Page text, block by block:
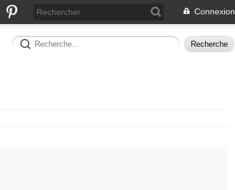
Connexion